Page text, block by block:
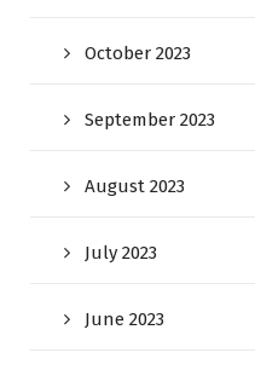
October 2023
September 2023
August 2023
July 2023
June 2023